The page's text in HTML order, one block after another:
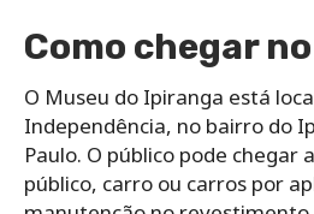
Como chegar
O Museu do Ipiranga está
Independência, no bairro do
Paulo. O público pode chegar
público, carro ou carros por